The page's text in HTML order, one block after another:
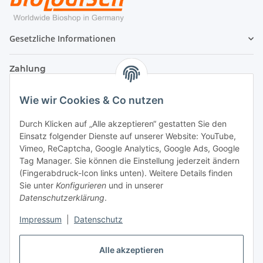
Alle akzeptieren
Wie wir Cookies & Co nutzen
Durch Klicken auf „Alle akzeptieren“ gestatten Sie den
Einsatz folgender Dienste auf unserer Website: YouTube,
Vimeo, ReCaptcha, Google Analytics, Google Ads, Google
Tag Manager. Sie können die Einstellung jederzeit ändern
(Fingerabdruck-Icon links unten). Weitere Details finden
Sie unter Konfigurieren und in unserer
Datenschutzerklärung.
Impressum Datenschutz
Gesetzliche Informationen
Zahlung
Versand